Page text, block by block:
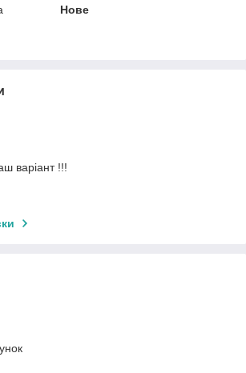
Нове
варіант !!!